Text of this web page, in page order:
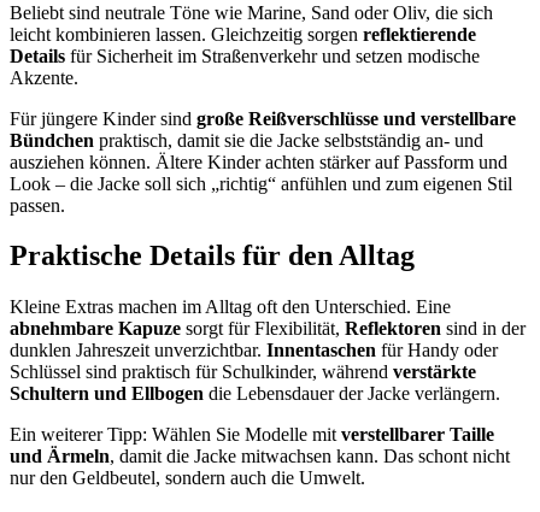
Beliebt sind neutrale Töne wie Marine, Sand oder Oliv, die sich
leicht kombinieren lassen. Gleichzeitig sorgen reflektierende
Details für Sicherheit im Straßenverkehr und setzen modische
Akzente.
Für jüngere Kinder sind große Reißverschlüsse und verstellbare
Bündchen praktisch, damit sie die Jacke selbstständig an- und
ausziehen können. Ältere Kinder achten stärker auf Passform und
Look – die Jacke soll sich „richtig“ anfühlen und zum eigenen Stil
passen.
Praktische Details für den Alltag
Kleine Extras machen im Alltag oft den Unterschied. Eine
abnehmbare Kapuze sorgt für Flexibilität, Reflektoren sind in der
dunklen Jahreszeit unverzichtbar. Innentaschen für Handy oder
Schlüssel sind praktisch für Schulkinder, während verstärkte
Schultern und Ellbogen die Lebensdauer der Jacke verlängern.
Ein weiterer Tipp: Wählen Sie Modelle mit verstellbarer Taille
und Ärmeln, damit die Jacke mitwachsen kann. Das schont nicht
nur den Geldbeutel, sondern auch die Umwelt.